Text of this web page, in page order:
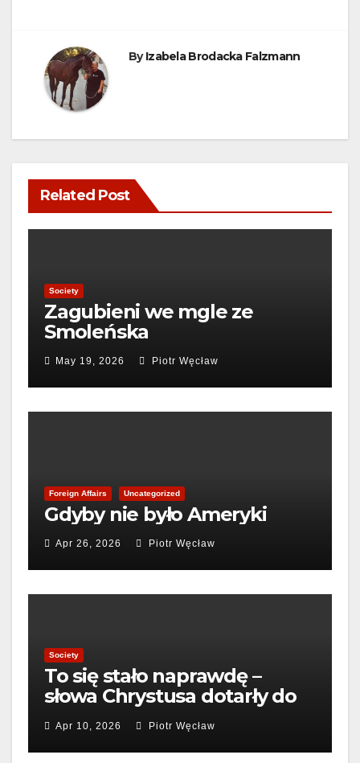
ByIzabela Brodacka Falzmann
Related Post
Society
Zagubieni we mgle ze
Smoleńska
May 19, 2026 Piotr Węcław
Foreign Affairs Uncategorized
Gdyby nie było Ameryki
Apr 26, 2026 Piotr Węcław
Society
To się stało naprawdę –
słowa Chrystusa dotarły do
Apr 10, 2026 Piotr Węcław